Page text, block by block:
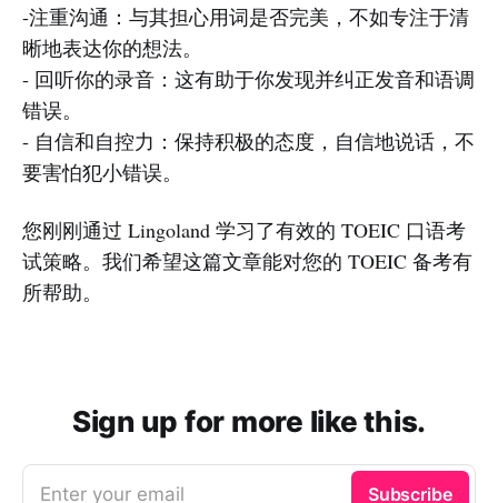
-注重沟通：与其担心用词是否完美，不如专注于清
晰地表达你的想法。
- 回听你的录音：这有助于你发现并纠正发音和语调
错误。
- 自信和自控力：保持积极的态度，自信地说话，不
要害怕犯小错误。
您刚刚通过 Lingoland 学习了有效的 TOEIC 口语考
试策略。我们希望这篇文章能对您的 TOEIC 备考有
所帮助。
Sign up for more like this.
Enter your email Subscribe